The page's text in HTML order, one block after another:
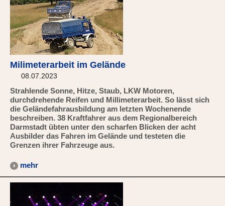
Milimeterarbeit im Gelände
08.07.2023
Strahlende Sonne, Hitze, Staub, LKW Motoren,
durchdrehende Reifen und Millimeterarbeit. So lässt sich
die Geländefahrausbildung am letzten Wochenende
beschreiben. 38 Kraftfahrer aus dem Regionalbereich
Darmstadt übten unter den scharfen Blicken der acht
Ausbilder das Fahren im Gelände und testeten die
Grenzen ihrer Fahrzeuge aus.
mehr